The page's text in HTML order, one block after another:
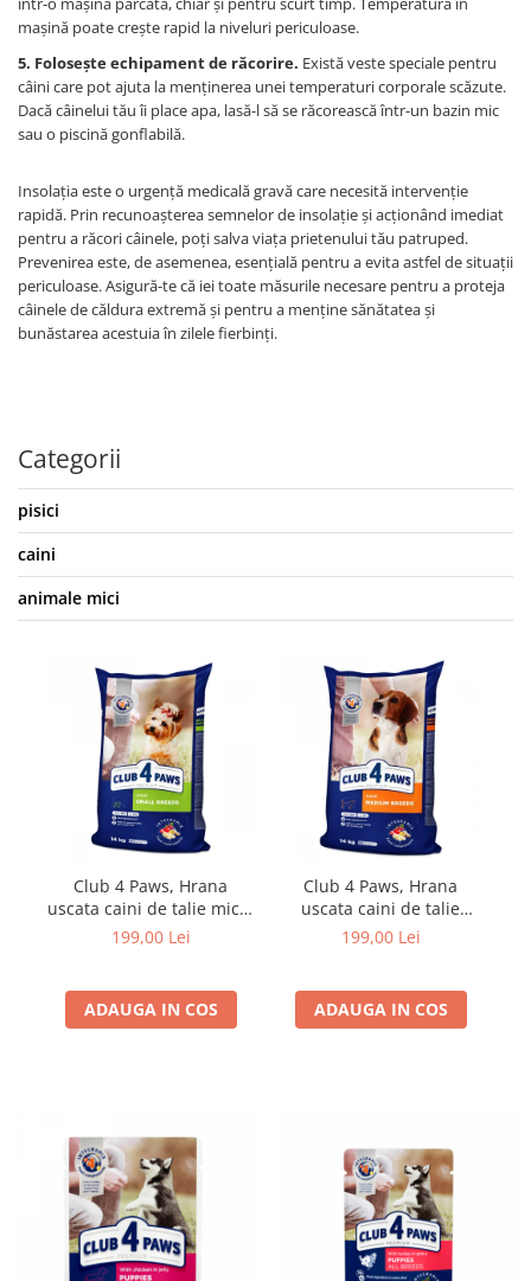
mașină poate crește rapid la niveluri periculoase.
5. Folosește echipament de răcorire. Există veste speciale pentru
câini care pot ajuta la menținerea unei temperaturi corporale scăzute.
Dacă câinelui tău îi place apa, lasă-l să se răcorească într-un bazin mic
sau o piscină gonflabilă.
Insolația este o urgență medicală gravă care necesită intervenție
rapidă. Prin recunoașterea semnelor de insolație și acționând imediat
pentru a răcori câinele, poți salva viața prietenului tău patruped.
Prevenirea este, de asemenea, esențială pentru a evita astfel de situații
periculoase. Asigură-te că iei toate măsurile necesare pentru a proteja
câinele de căldura extremă și pentru a menține sănătatea și
bunăstarea acestuia în zilele fierbinți.
Categorii
pisici
caini
animale mici
Club 4 Paws, Hrana
uscata caini de talie mica,
14kg
199,00 Lei
ADAUGA IN COS
Club 4 Paws, Hrana
uscata caini de talie
medie, 14kg
199,00 Lei
ADAUGA IN COS